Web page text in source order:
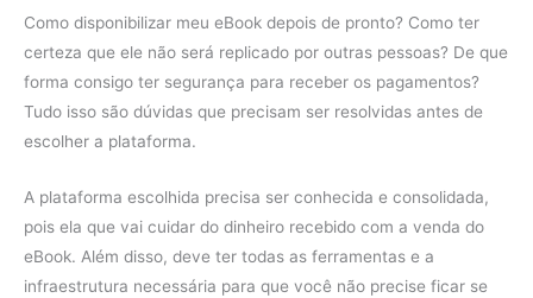
Como disponibilizar meu eBook depois de pronto? Como ter
certeza que ele não será replicado por outras pessoas? De que
forma consigo ter segurança para receber os pagamentos?
Tudo isso são dúvidas que precisam ser resolvidas antes de
escolher a plataforma.
A plataforma escolhida precisa ser conhecida e consolidada,
pois ela que vai cuidar do dinheiro recebido com a venda do
eBook. Além disso, deve ter todas as ferramentas e a
infraestrutura necessária para que você não precise ficar se